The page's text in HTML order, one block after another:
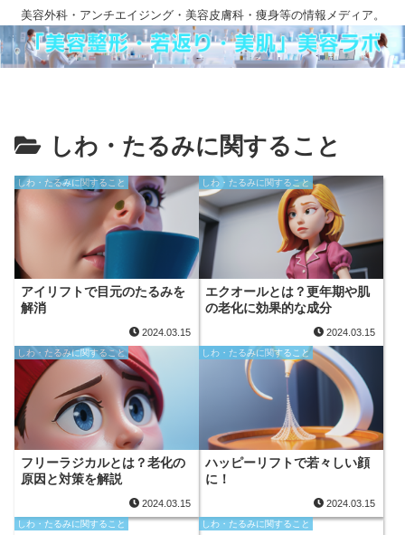
美容外科・アンチエイジング・美容皮膚科・痩身等の情報メディア。
しわ・たるみに関すること
しわ・たるみに関すること
アイリフトで目元のたるみを
解消
2024.03.15
しわ・たるみに関すること
エクオールとは？更年期や肌
の老化に効果的な成分
2024.03.15
しわ・たるみに関すること
フリーラジカルとは？老化の
原因と対策を解説
2024.03.15
しわ・たるみに関すること
ハッピーリフトで若々しい顔
に！
2024.03.15
しわ・たるみに関すること しわ・たるみに関すること